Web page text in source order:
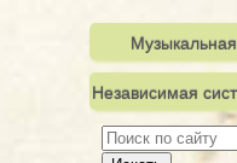
Независимая